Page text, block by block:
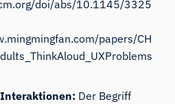
doi/abs/10.1145/3325
papers/CH
Der Begriff